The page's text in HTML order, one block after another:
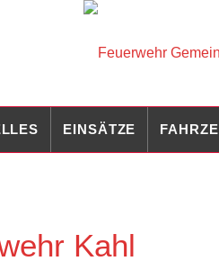
EINSÄTZE
Kahl